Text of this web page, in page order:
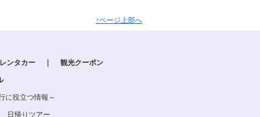
↑ページ上部へ
レンタカー 観光クーポン
に役立つ情報～
日帰りツアー